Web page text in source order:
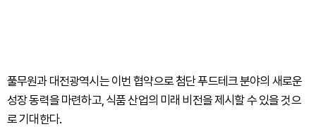
풀무원과 대전광역시는 이번 협약으로 첨단 푸드테크 분야의 새로운
성장 동력을 마련하고, 식품 산업의 미래 비전을 제시할 수 있을 것으
로 기대한다.